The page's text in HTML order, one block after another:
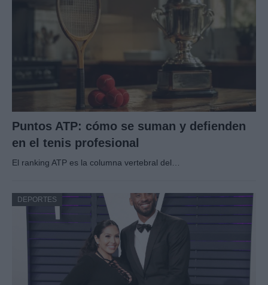
Puntos ATP: cómo se suman y defienden
en el tenis profesional
El ranking ATP es la columna vertebral del…
DEPORTES